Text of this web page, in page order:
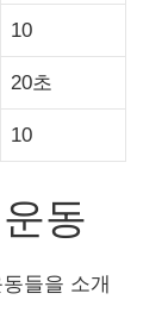
10
20초
10
동
들을 소개